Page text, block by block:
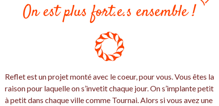
On est plus fort.e.s ensemble !
Reflet est un projet monté avec le coeur, pour vous. Vous êtes la
raison pour laquelle on s’invetit chaque jour. On s’implante petit
à petit dans chaque ville comme Tournai. Alors si vous avez une